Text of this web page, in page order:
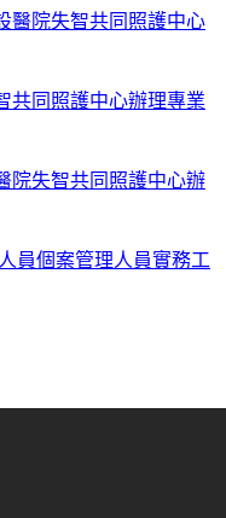
醫院失智共同照護中心
共同照護中心辦理專業
院失智共同照護中心辦
員個案管理人員實務工